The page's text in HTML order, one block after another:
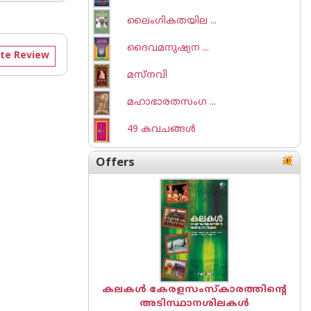
Review
ലൈംഗികതയില ...
ദൈവമനുഷ്യന ...
മസ്‌നവി
മഹാഭാരതസംഗ ...
49 കവചങ്ങള്‍
Offers
കലകൾ കേരളസംസ്കാരത്തിന്റെ
അടിസ്ഥാനശിലകൾ